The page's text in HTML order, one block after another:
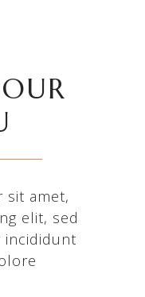
sit amet,
elit, sed
incididunt